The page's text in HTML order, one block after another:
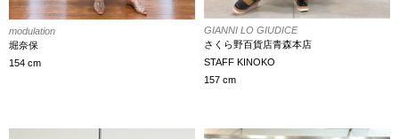
modulation
堀奈保
154 cm
GIANNI LO GIUDICE
さくら野百貨店青森本店
STAFF KINOKO
157 cm